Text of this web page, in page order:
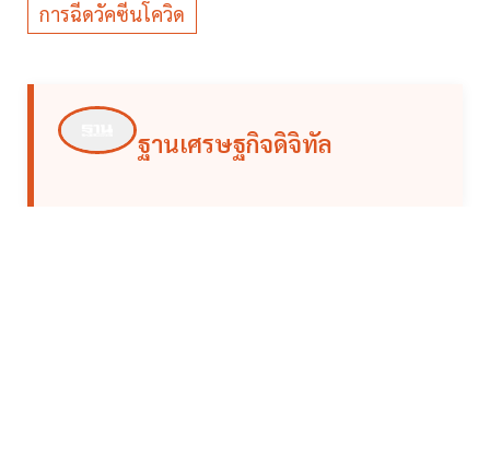
การฉีดวัคซีนโควิด
ฐานเศรษฐกิจดิจิทัล